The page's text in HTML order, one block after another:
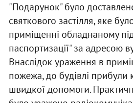
"Подарунок" було
святкового застілля, яке
приміщенні обладнаному
паспортизації" за адресою
Внаслідок ураження в
пожежа, до будівлі прибули
швидкої допомоги.